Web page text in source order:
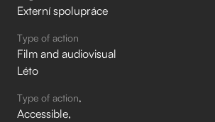
Externí spolupráce
Type of action
Film and audiovisual
Léto
Type of action
Accessible